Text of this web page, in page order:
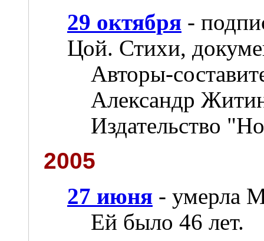
29 октября -
Цой. Стихи,
Авторы-
Александр
Издательство
2005
27 июня - умерла
Ей было 46 лет.